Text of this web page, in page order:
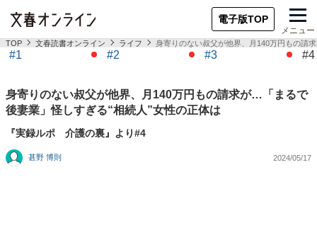
電子版TOP
メニュー
TOP 文春読書オンライン ライフ 身寄りのない叔父が他界、月140万円もの請
#1 #2 #3 #4
身寄りのない叔父が他界、月140万円もの請求が…「まるで
後妻業」怪しすぎる“相続人”女性の正体は
『実録ルポ 介護の裏』より#4
甚野 博則 2024/05/17